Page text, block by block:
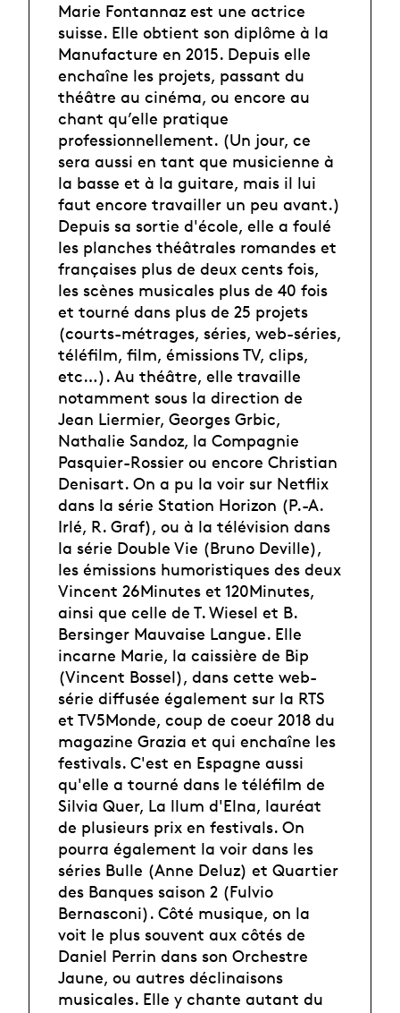
Marie Fontannaz est une actrice
suisse. Elle obtient son diplôme à la
Manufacture en 2015. Depuis elle
enchaîne les projets, passant du
théâtre au cinéma, ou encore au
chant qu’elle pratique
professionnellement. (Un jour, ce
sera aussi en tant que musicienne à
la basse et à la guitare, mais il lui
faut encore travailler un peu avant.)
Depuis sa sortie d'école, elle a foulé
les planches théâtrales romandes et
françaises plus de deux cents fois,
les scènes musicales plus de 40 fois
et tourné dans plus de 25 projets
(courts-métrages, séries, web-séries,
téléfilm, film, émissions TV, clips,
etc…). Au théâtre, elle travaille
notamment sous la direction de
Jean Liermier, Georges Grbic,
Nathalie Sandoz, la Compagnie
Pasquier-Rossier ou encore Christian
Denisart. On a pu la voir sur Netflix
dans la série Station Horizon (P.-A.
Irlé, R. Graf), ou à la télévision dans
la série Double Vie (Bruno Deville),
les émissions humoristiques des deux
Vincent 26Minutes et 120Minutes,
ainsi que celle de T. Wiesel et B.
Bersinger Mauvaise Langue. Elle
incarne Marie, la caissière de Bip
(Vincent Bossel), dans cette web-
série diffusée également sur la RTS
et TV5Monde, coup de coeur 2018 du
magazine Grazia et qui enchaîne les
festivals. C'est en Espagne aussi
qu'elle a tourné dans le téléfilm de
Silvia Quer, La llum d'Elna, lauréat
de plusieurs prix en festivals. On
pourra également la voir dans les
séries Bulle (Anne Deluz) et Quartier
des Banques saison 2 (Fulvio
Bernasconi). Côté musique, on la
voit le plus souvent aux côtés de
Daniel Perrin dans son Orchestre
Jaune, ou autres déclinaisons
musicales. Elle y chante autant du